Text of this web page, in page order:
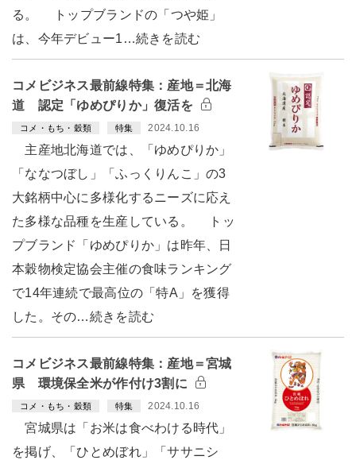
る。 トップブランドの「つや姫」
は、今年デビュー1…続きを読む
コメビジネス最前線特集：産地＝北海
道 認定「ゆめぴりか」復活を
コメ・もち・穀類 特集 2024.10.16
主産地北海道では、「ゆめぴりか」
「ななつぼし」「ふっくりんこ」の3
大銘柄中心に多様化するニーズに応え
た多様な品種を生産している。 トッ
プブランド「ゆめぴりか」は昨年、日
本穀物検定協会主催の食味ランキング
で14年連続で最高位の「特A」を獲得
した。その…続きを読む
コメビジネス最前線特集：産地＝宮城
県 環境保全米が作付け3割に
コメ・もち・穀類 特集 2024.10.16
宮城県は「お米は食べわける時代」
を掲げ、「ひとめぼれ」「ササニシ